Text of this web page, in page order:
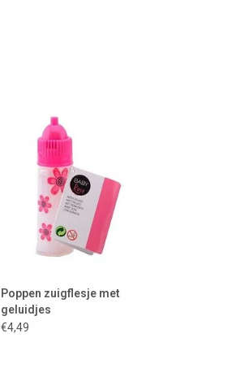
geluidjes.
TOEVOEGEN AAN WINKELWAGEN
Poppen zuigflesje met
geluidjes
€4,49